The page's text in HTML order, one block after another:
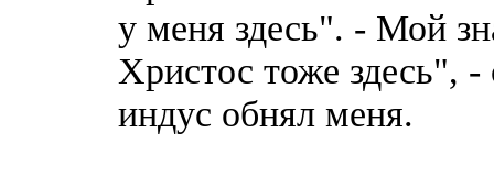
у меня здесь". - Мой
Христос тоже здесь", -
индус обнял меня.